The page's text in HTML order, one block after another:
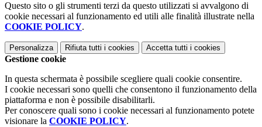
Questo sito o gli strumenti terzi da questo utilizzati si avvalgono di
cookie necessari al funzionamento ed utili alle finalità illustrate nella
COOKIE POLICY.
Personalizza Rifiuta tutti i cookies Accetta tutti i cookies
Gestione cookie
In questa schermata è possibile scegliere quali cookie consentire.
I cookie necessari sono quelli che consentono il funzionamento della
piattaforma e non è possibile disabilitarli.
Per conoscere quali sono i cookie necessari al funzionamento potete
visionare la COOKIE POLICY.